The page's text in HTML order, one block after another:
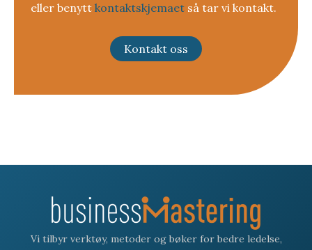
eller benytt kontaktskjemaet så tar vi kontakt.
Kontakt oss
Vi tilbyr verktøy, metoder og bøker for bedre ledelse,